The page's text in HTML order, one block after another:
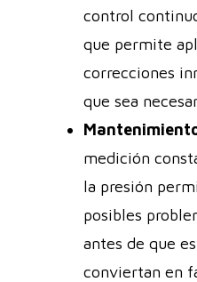
control
que permite
correcciones
que sea
medición
la presión
posibles
antes de que
conviertan en